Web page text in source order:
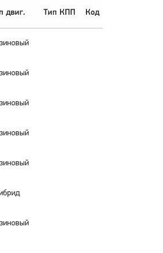
двиг. Тип КПП Код